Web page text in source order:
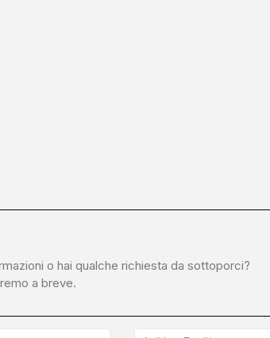
o hai qualche richiesta da sottoporci?
a breve.